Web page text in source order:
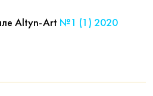
Altyn-Art №1 (1) 2020